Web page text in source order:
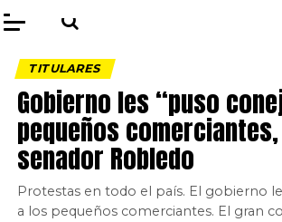
TITULARES
Gobierno les “puso
pequeños
senador Robledo
Protestas en todo el país. El gobierno
a los pequeños comerciantes. El gran